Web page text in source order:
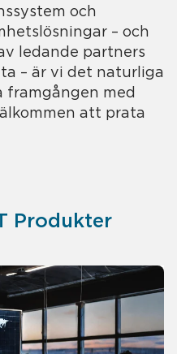
och
– och
ledande partners
– är vi det naturliga
framgången med
att prata
Produkter